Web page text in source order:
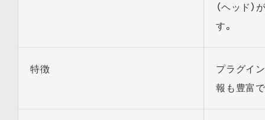
（ヘッド
す。
特徴
プラグイ
報も豊富